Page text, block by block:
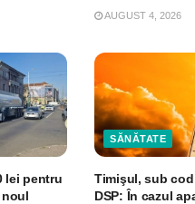
AUGUST 4, 2026
lei pentru
SĂNĂTATE
Timişul, sub
DSP: În cazul